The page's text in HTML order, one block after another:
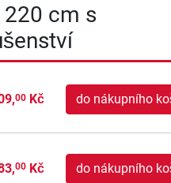
220 cm s
00Kč do nákupního
00Kč do nákupního